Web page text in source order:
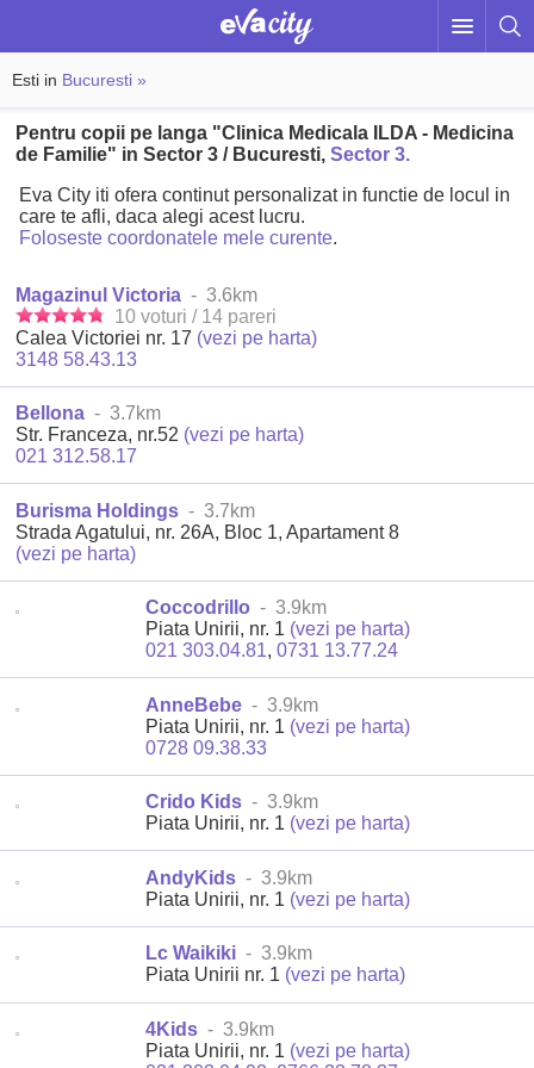
Esti in Bucuresti »
Pentru copii pe langa "Clinica Medicala ILDA - Medicina
de Familie" in Sector 3 / Bucuresti,Sector 3.
Eva City iti ofera continut personalizat in functie de locul in
care te afli, daca alegi acest lucru.
Foloseste coordonatele mele curente.
Magazinul Victoria - 3.6km
10 voturi / 14 pareri
Calea Victoriei nr. 17 (vezi pe harta)
3148 58.43.13
Bellona - 3.7km
Str. Franceza, nr.52 (vezi pe harta)
021 312.58.17
Burisma Holdings - 3.7km
Strada Agatului, nr. 26A, Bloc 1, Apartament 8
(vezi pe harta)
Coccodrillo - 3.9km
Piata Unirii, nr. 1 (vezi pe harta)
021 303.04.81,0731 13.77.24
AnneBebe - 3.9km
Piata Unirii, nr. 1 (vezi pe harta)
0728 09.38.33
Crido Kids - 3.9km
Piata Unirii, nr. 1 (vezi pe harta)
AndyKids - 3.9km
Piata Unirii, nr. 1 (vezi pe harta)
Lc Waikiki - 3.9km
Piata Unirii nr. 1 (vezi pe harta)
4Kids - 3.9km
Piata Unirii, nr. 1 (vezi pe harta)